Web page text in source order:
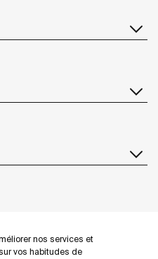
nos services et
vos habitudes de
nous